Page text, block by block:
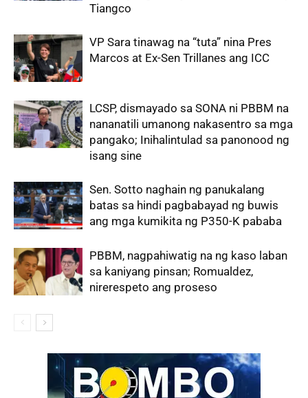
Tiangco
VP Sara tinawag na “tuta” nina Pres
Marcos at Ex-Sen Trillanes ang ICC
LCSP, dismayado sa SONA ni PBBM na
nananatili umanong nakasentro sa mga
pangako; Inihalintulad sa panonood ng
isang sine
Sen. Sotto naghain ng panukalang
batas sa hindi pagbabayad ng buwis
ang mga kumikita ng P350-K pababa
PBBM, nagpahiwatig na ng kaso laban
sa kaniyang pinsan; Romualdez,
nirerespeto ang proseso